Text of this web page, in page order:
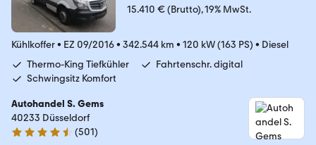
15.410 € (Brutto) 19% MwSt.
Kühlkoffer• EZ 09/2016• 342.544 km • 120 kW (163 PS) • Diesel
Thermo-King Tiefkühler
Fahrtenschr. digital
Schwingsitz Komfort
Autohandel S. Gems
40233 Düsseldorf
4.4 Sterne
(501)